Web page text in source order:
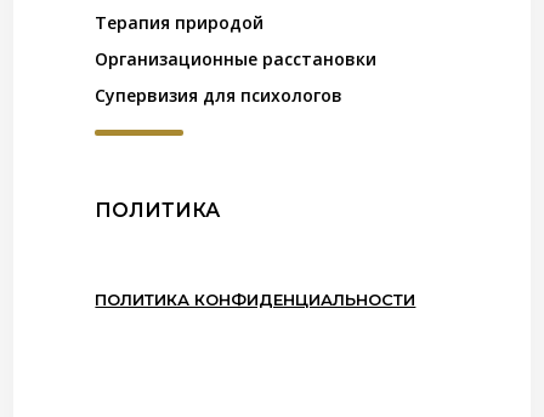
Терапия природой
Организационные расстановки
Супервизия для психологов
ПОЛИТИКА
ПОЛИТИКА КОНФИДЕНЦИАЛЬНОСТИ